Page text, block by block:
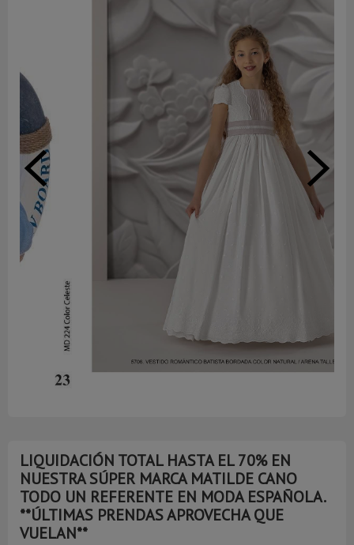
LIQUIDACIÓN TOTAL HASTA EL 70% EN
NUESTRA SÚPER MARCA MATILDE CANO
TODO UN REFERENTE EN MODA ESPAÑOLA.
**ÚLTIMAS PRENDAS APROVECHA QUE
VUELAN**